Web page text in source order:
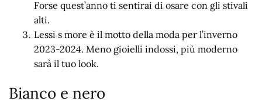
Forse quest’anno ti sentirai di osare con gli stivali
alti.
Lessi s more è il motto della moda per l’inverno
2023-2024. Meno gioielli indossi, più moderno
sarà il tuo look.
Bianco e nero